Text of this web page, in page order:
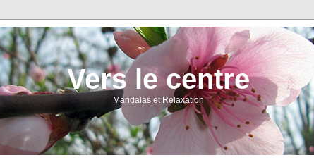
Vers le centre
Mandalas et Relaxation